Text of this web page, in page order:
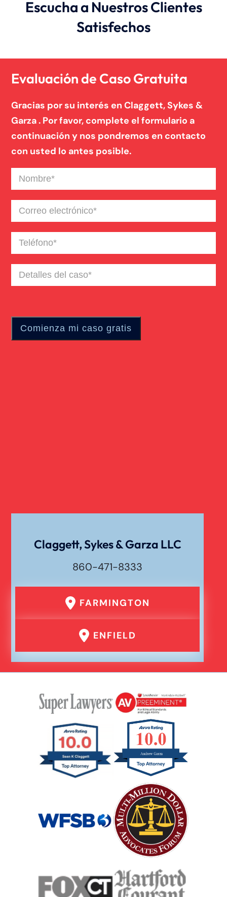
Escucha a Nuestros Clientes
Satisfechos
Evaluación de Caso Gratuita
Gracias por su interés en Claggett, Sykes &
Garza . Por favor, complete el formulario a
continuación y nos pondremos en contacto
con usted lo antes posible.
Nombre(Required)
Correo
electrónico(Required)
Teléfono(Required)
Detalles
del
Claggett, Sykes & Garza LLC
860-471-8333
FARMINGTON
ENFIELD